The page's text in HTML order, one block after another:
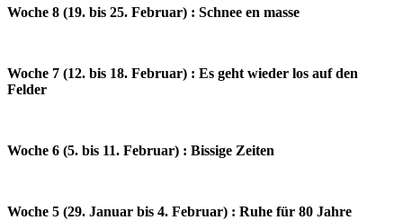
Woche 8 (19. bis 25. Februar) : Schnee en masse
Woche 7 (12. bis 18. Februar) : Es geht wieder los auf den
Felder
Woche 6 (5. bis 11. Februar) : Bissige Zeiten
Woche 5 (29. Januar bis 4. Februar) : Ruhe für 80 Jahre